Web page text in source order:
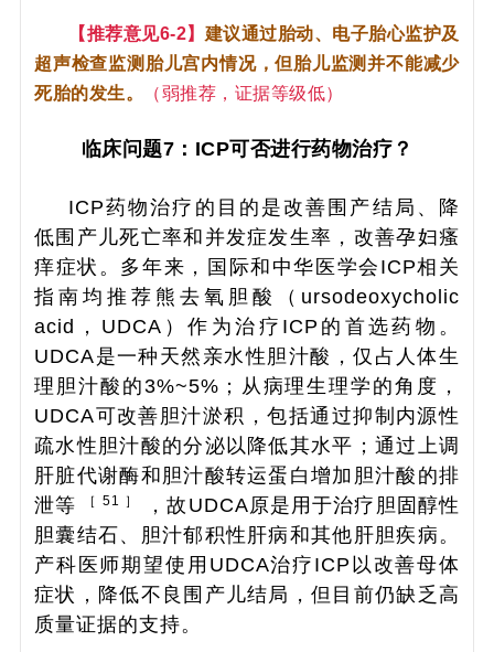
【推荐意见6-2】 建议通过胎动、电子胎心监护及
超声检查监测胎儿宫内情况，但胎儿监测并不能减少
死胎的发生。
（弱推荐，证据等级低）
临床问题7：ICP可否进行药物治疗？
ICP药物治疗的目的是改善围产结局、降
低围产儿死亡率和并发症发生率，改善孕妇瘙
痒症状。多年来，国际和中华医学会ICP相关
指南均推荐熊去氧胆酸（ursodeoxycholic
acid，UDCA）作为治疗ICP的首选药物。
UDCA是一种天然亲水性胆汁酸，仅占人体生
理胆汁酸的3%~5%；从病理生理学的角度，
UDCA可改善胆汁淤积，包括通过抑制内源性
疏水性胆汁酸的分泌以降低其水平；通过上调
肝脏代谢酶和胆汁酸转运蛋白增加胆汁酸的排
泄等
［ 51 ］
，故UDCA原是用于治疗胆固醇性
胆囊结石、胆汁郁积性肝病和其他肝胆疾病。
产科医师期望使用UDCA治疗ICP以改善母体
症状，降低不良围产儿结局，但目前仍缺乏高
质量证据的支持。